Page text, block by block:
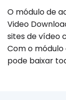
O módulo de
Video
sites de vídeo
Com o
pode baixar